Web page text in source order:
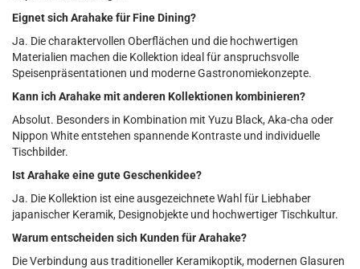
Eignet sich Arahake für Fine Dining?
Ja. Die charaktervollen Oberflächen und die hochwertigen
Materialien machen die Kollektion ideal für anspruchsvolle
Speisenpräsentationen und moderne Gastronomiekonzepte.
Kann ich Arahake mit anderen Kollektionen kombinieren?
Absolut. Besonders in Kombination mit Yuzu Black, Aka-cha oder
Nippon White entstehen spannende Kontraste und individuelle
Tischbilder.
Ist Arahake eine gute Geschenkidee?
Ja. Die Kollektion ist eine ausgezeichnete Wahl für Liebhaber
japanischer Keramik, Designobjekte und hochwertiger Tischkultur.
Warum entscheiden sich Kunden für Arahake?
Die Verbindung aus traditioneller Keramikoptik, modernen Glasuren